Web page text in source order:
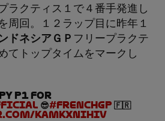
ラクティス１で４番手発進し
周回。１２ラップ目に昨年１
ドネシアＧＰ フリープラクテ
てトップタイムをマークし
P1 for
😎#FrenchGP 🇫🇷
KamKxnIhIv